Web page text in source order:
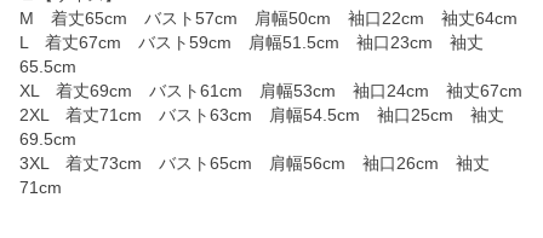
M 着丈65cm バスト57cm 肩幅50cm 袖口22cm 袖丈64cm
L 着丈67cm バスト59cm 肩幅51.5cm 袖口23cm 袖丈
65.5cm
XL 着丈69cm バスト61cm 肩幅53cm 袖口24cm 袖丈67cm
2XL 着丈71cm バスト63cm 肩幅54.5cm 袖口25cm 袖丈
69.5cm
3XL 着丈73cm バスト65cm 肩幅56cm 袖口26cm 袖丈
71cm